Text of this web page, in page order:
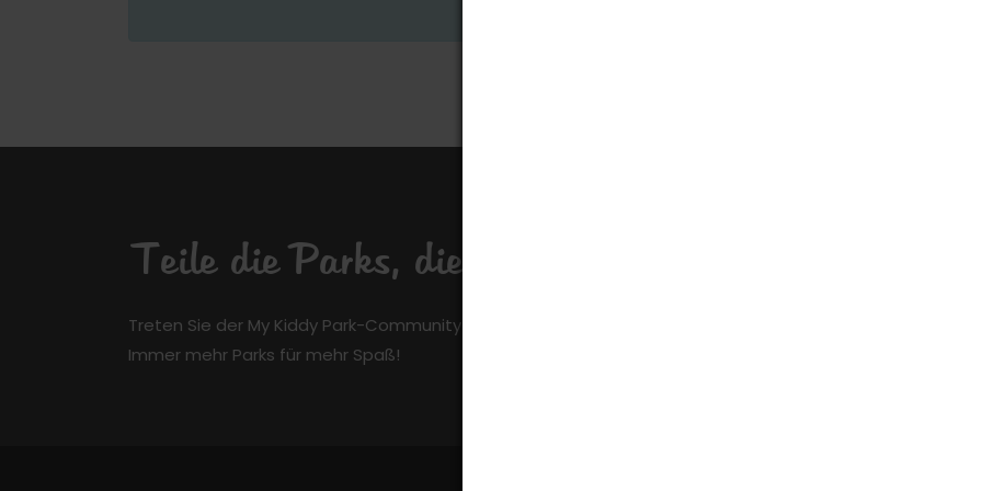
Teile die Parks, die du kennst
Treten Sie der My Kiddy Park-Community kostenlos bei und machen Sie einen Unterschied!
Immer mehr Parks für mehr Spaß!